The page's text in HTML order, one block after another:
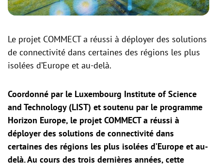
Le projet COMMECT a réussi à déployer des solutions
de connectivité dans certaines des régions les plus
isolées d’Europe et au-delà.
Coordonné par le Luxembourg Institute of Science
and Technology (LIST) et soutenu par le programme
Horizon Europe, le projet COMMECT a réussi à
déployer des solutions de connectivité dans
certaines des régions les plus isolées d’Europe et au-
delà. Au cours des trois dernières années, cette